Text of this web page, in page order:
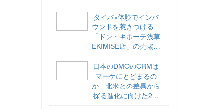
タイパ×体験でインバ
ウンドを惹きつける
「ドン・キホーテ浅草
EKIMISE店」の売場づ
日本のDMOのCRMは
マーケにとどまるの
か 北米との差異から
探る進化に向けた2ス